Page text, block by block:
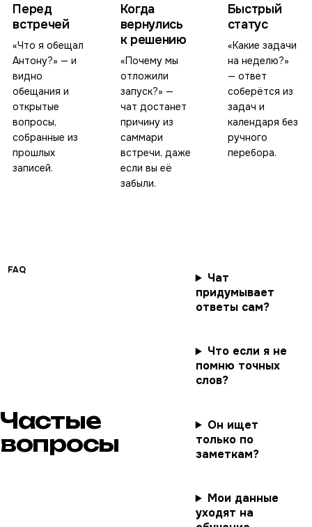
Перед
встречей
«Что я обещал
Антону?» — и
видно
обещания и
открытые
вопросы,
собранные из
прошлых
записей.
Когда
вернулись
к решению
«Почему мы
отложили
запуск?» —
чат достанет
причину из
саммари
встречи, даже
если вы её
забыли.
Быстрый
статус
«Какие задачи
на неделю?»
— ответ
соберётся из
задач и
календаря без
ручного
перебора.
FAQ
Частые
вопросы
Чат
придумывает
ответы сам?
Что если я не
помню точных
слов?
Он ищет
только по
заметкам?
Мои данные
уходят на